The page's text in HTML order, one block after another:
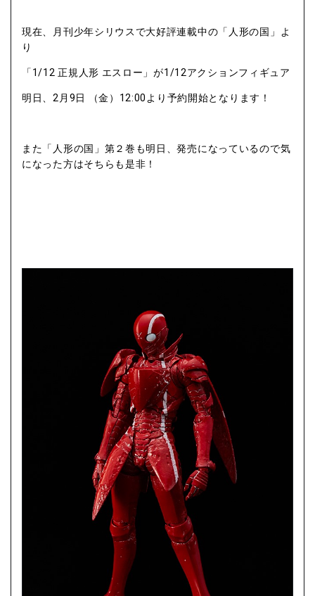
現在、月刊少年シリウスで大好評連載中の「人形の国」よ
り
「1/12 正規人形 エスロー」が1/12アクションフィギュア
明日、2月9日 （金）12:00より予約開始となります！
また「人形の国」第２巻も明日、発売になっているので気
になった方はそちらも是非！